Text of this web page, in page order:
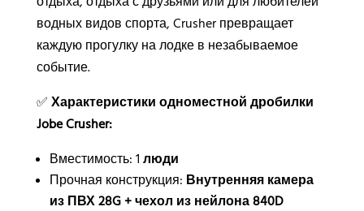
водных видов спорта, Crusher превращает
каждую прогулку на лодке в незабываемое
событие.
✅ Характеристики одноместной дробилки
Jobe Crusher:
Вместимость: 1 люди
Прочная конструкция: Внутренняя камера
из ПВХ 28G + чехол из нейлона 840D